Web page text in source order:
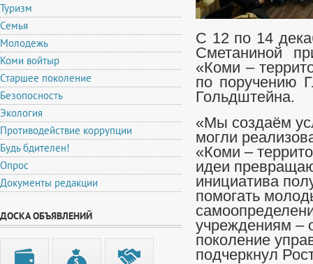
Туризм
Семья
Молодежь
Коми войтыр
Старшее поколение
Безопосность
Экология
Противодействие коррупции
Будь бдителен!
Опрос
Документы редакции
ДОСКА ОБЪЯВЛЕНИЙ
С 12 по 14
Сметаниной
«Коми –
по поручению
Гольдштейна.
«Мы создаём
могли
«Коми –
идеи
инициатива
помогать
учреждениям –
поколение
подчеркнул